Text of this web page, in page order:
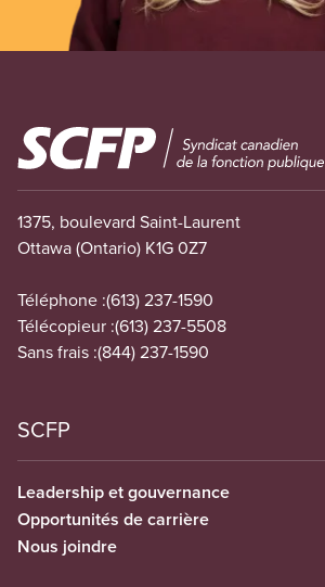
Image
1375, boulevard Saint-Laurent
Ottawa (Ontario) K1G 0Z7
Téléphone :(613) 237-1590
Télécopieur :(613) 237-5508
Sans frais :(844) 237-1590
SCFP
Leadership et gouvernance
Opportunités de carrière
Nous joindre